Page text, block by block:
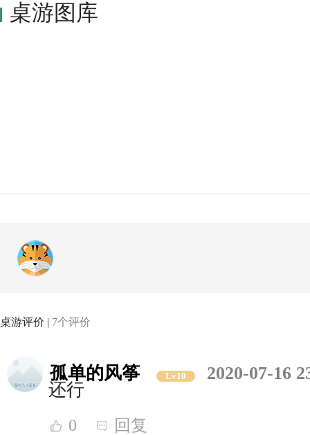
桌游图库
桌游评价 | 7个评价
孤单的风筝 Lv10
2020-07-16
还行
0 回复